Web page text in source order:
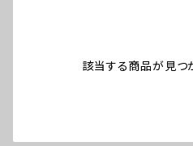
該当する商品が見つ